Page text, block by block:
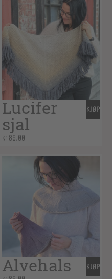
Lucifer
sjal
kr 85,00
KJØP
Alvehals KJØP